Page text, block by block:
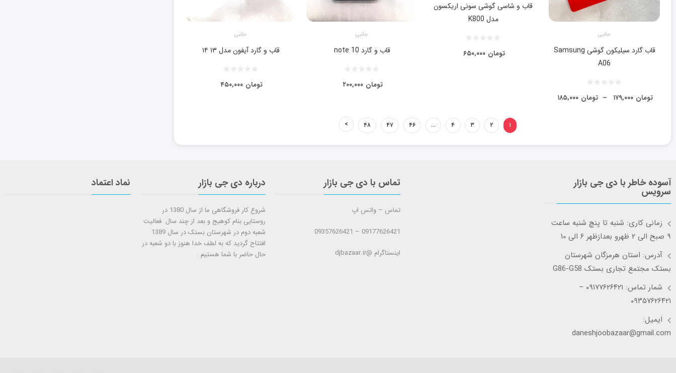
جانبی
قاب گارد سیلیکون گوشی Samsung
A06
۱۸۵,۰۰۰ تومان – ۱۷۹,۰۰۰ تومان
قاب و شاسی گوشی سونی اریکسون
مدل K800
۶۵۰,۰۰۰ تومان
جانبی
قاب و گارد note 10
۲۰۰,۰۰۰ تومان
جانبی
قاب و گارد آیفون مدل ۱۳ ۱۴
۴۵۰,۰۰۰ تومان
۱ ۲ ۳ ۴ … ۴۶ ۴۷ ۴۸
آسوده خاطر با دی جی بازار
سرویس
زمانی کاری: شنبه تا پنچ شنبه ساعت
۹ صبح الی ۲ ظهرو بعدازظهر ۶ الی ۱۰
آدرس: استان هرمزگان شهرستان
بستک مجتمع تجاری بستک G86-G58
شمار تماس: ۰۹۱۷۷۶۲۶۴۲۱ –
۰۹۳۵۷۶۲۶۴۲۱
ایمیل:
daneshjoobazaar@gmail.com
تماس با دی جی بازار
تماس – واتس اپ
09177626421 – 09357626421
اینستاگرام @djbazaar.ir
درباره دی جی بازار
شروع کار فروشگاهی ما از سال 1380 در
روستایی بنام کوهیج و بعد از چند سال فعالیت
شعبه دوم در شهرستان بستک در سال 1389
افتتاح گردید که به لطف خدا هنوز با دو شعبه در
حال حاضر با شما هستيم .
نماد اعتماد